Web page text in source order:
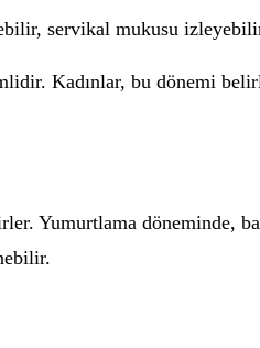
servikal mukusu
Kadınlar, bu dönemi
Yumurtlama döneminde,